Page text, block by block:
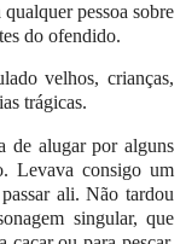
pessoa sobre
do ofendido.
velhos, crianças,
trágicas.
de alugar por alguns
Levava consigo um
ali. Não tardou
singular, que